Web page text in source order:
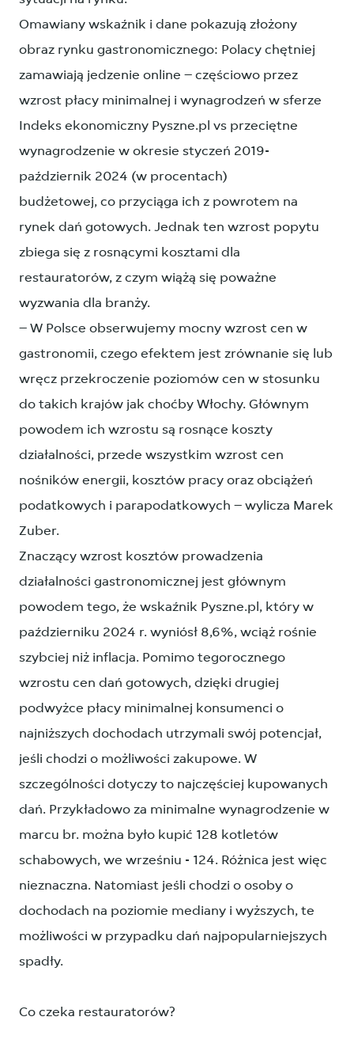
Omawiany wskaźnik i dane pokazują złożony
obraz rynku gastronomicznego: Polacy chętniej
zamawiają jedzenie online – częściowo przez
wzrost płacy minimalnej i wynagrodzeń w sferze
Indeks ekonomiczny Pyszne.pl vs przeciętne
wynagrodzenie w okresie styczeń 2019-
październik 2024 (w procentach)
budżetowej, co przyciąga ich z powrotem na
rynek dań gotowych. Jednak ten wzrost popytu
zbiega się z rosnącymi kosztami dla
restauratorów, z czym wiążą się poważne
wyzwania dla branży.
– W Polsce obserwujemy mocny wzrost cen w
gastronomii, czego efektem jest zrównanie się lub
wręcz przekroczenie poziomów cen w stosunku
do takich krajów jak choćby Włochy. Głównym
powodem ich wzrostu są rosnące koszty
działalności, przede wszystkim wzrost cen
nośników energii, kosztów pracy oraz obciążeń
podatkowych i parapodatkowych – wylicza Marek
Zuber.
Znaczący wzrost kosztów prowadzenia
działalności gastronomicznej jest głównym
powodem tego, że wskaźnik Pyszne.pl, który w
październiku 2024 r. wyniósł 8,6%, wciąż rośnie
szybciej niż inflacja. Pomimo tegorocznego
wzrostu cen dań gotowych, dzięki drugiej
podwyżce płacy minimalnej konsumenci o
najniższych dochodach utrzymali swój potencjał,
jeśli chodzi o możliwości zakupowe. W
szczególności dotyczy to najczęściej kupowanych
dań. Przykładowo za minimalne wynagrodzenie w
marcu br. można było kupić 128 kotletów
schabowych, we wrześniu - 124. Różnica jest więc
nieznaczna. Natomiast jeśli chodzi o osoby o
dochodach na poziomie mediany i wyższych, te
możliwości w przypadku dań najpopularniejszych
spadły.
Co czeka restauratorów?